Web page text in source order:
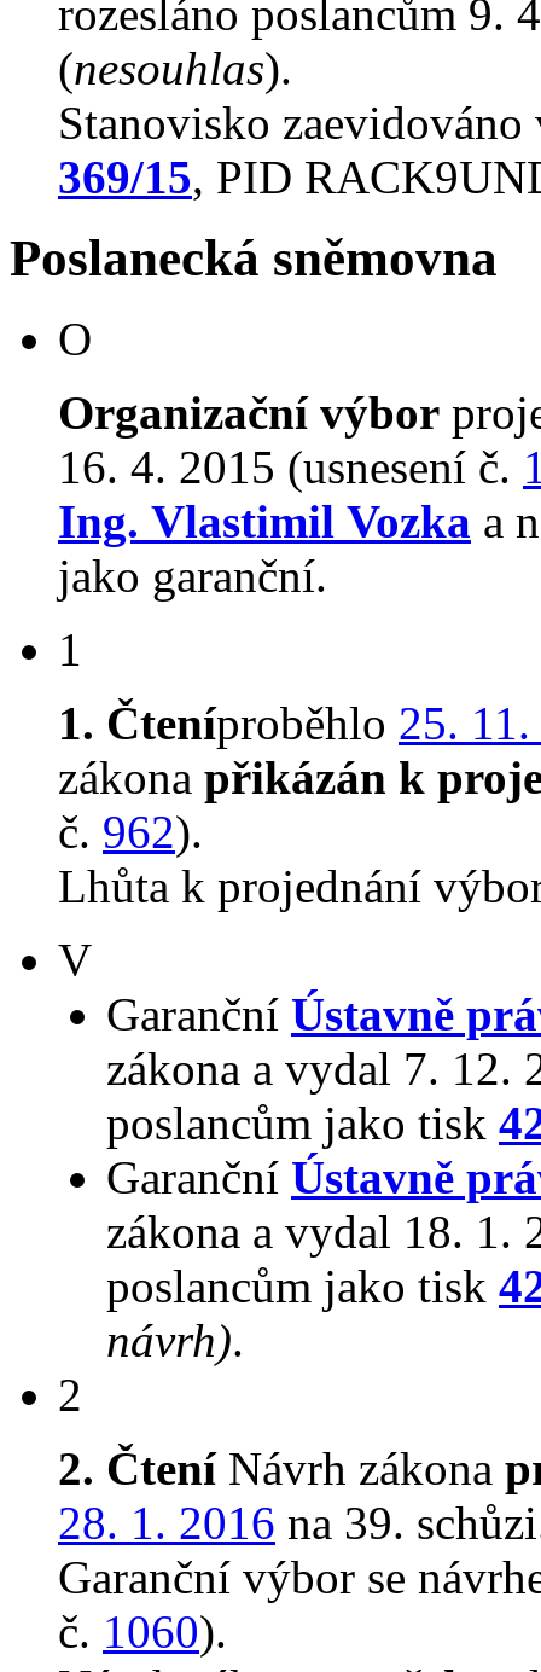
rozesláno poslancům 9.
(nesouhlas).
Stanovisko
369/15, PID
Poslanecká sněmovna
O
Organizační výbor
16. 4. 2015 (usnesení č.
Ing. Vlastimil Vozka a
jako garanční.
1
1. Čteníproběhlo 25.
zákona přikázán k
č. 962).
Lhůta k projednání
V
Garanční Ústavně
zákona a vydal 7. 12.
poslancům jako tisk
Garanční Ústavně
zákona a vydal 18. 1.
poslancům jako tisk
návrh).
2
2. ČteníNávrh zákona
28. 1. 2016 na 39.
Garanční výbor se
č. 1060).